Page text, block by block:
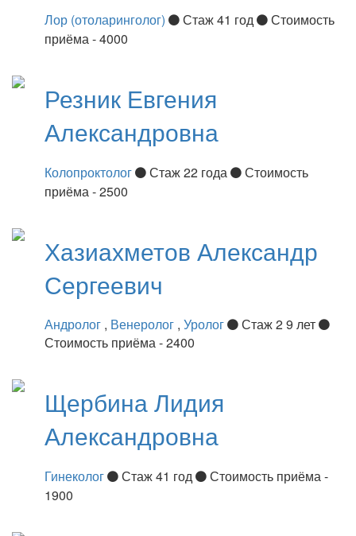
Лор (отоларинголог) Стаж 41 год
Стоимость
приёма - 4000
Резник Евгения
Александровна
Колопроктолог Стаж 22 года
Стоимость
приёма - 2500
Хазиахметов Александр
Сергеевич
Андролог , Венеролог , Уролог
Стаж 2 9 лет
Стоимость приёма - 2400
ЩербинаЛидия
Александровна
Гинеколог Стаж 41 год
Стоимость приёма -
1900